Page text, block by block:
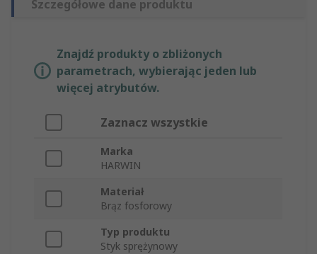
Szczegółowe dane produktu
Znajdź produkty o zbliżonych
parametrach, wybierając jeden lub
więcej atrybutów.
Zaznacz wszystkie
Marka
HARWIN
Materiał
Brąz fosforowy
Typ produktu
Styk sprężynowy